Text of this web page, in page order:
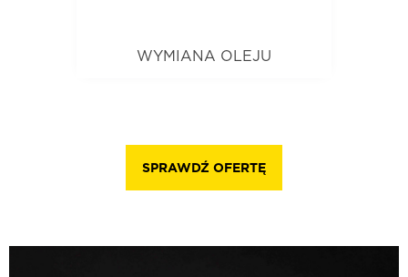
WYMIANA OLEJU
sprzętu, gwarantując optymalne
działanie silnika i dłuższą
żywotność pojazdu.
SPRAWDŹ OFERTĘ